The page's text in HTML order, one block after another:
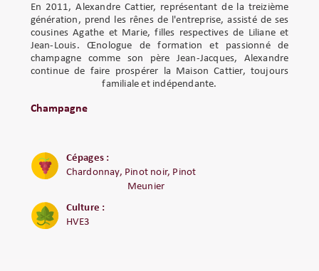
En 2011, Alexandre Cattier, représentant de la treizième
génération, prend les rênes de l'entreprise, assisté de ses
cousines Agathe et Marie, filles respectives de Liliane et
Jean-Louis. Œnologue de formation et passionné de
champagne comme son père Jean-Jacques, Alexandre
continue de faire prospérer la Maison Cattier, toujours
familiale et indépendante.
Champagne
Cépages :
Chardonnay, Pinot noir, Pinot
Meunier
Culture :
HVE3